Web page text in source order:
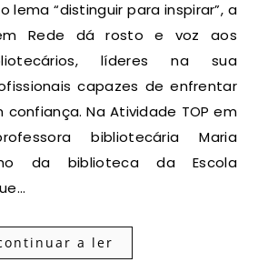
Rede dá rosto e voz aos
líderes na sua
capazes de enfrentar
Na Atividade TOP em
bibliotecária Maria
da biblioteca da Escola
a ler